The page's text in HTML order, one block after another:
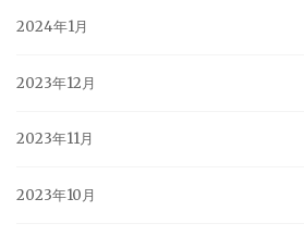
2024年1月
2023年12月
2023年11月
2023年10月